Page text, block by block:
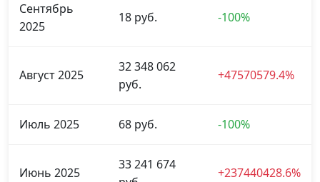
Сентябрь
2025
18 руб. -100%
Август 2025
32 348 062
руб.
+47570579.4%
Июль 2025 68 руб. -100%
Июнь 2025
33 241 674
+237440428.6%